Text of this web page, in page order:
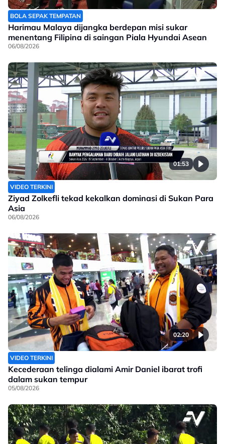
BOLA SEPAK TEMPATAN
Harimau Malaya dijangka berdepan misi sukar
menentang Filipina di saingan Piala Hyundai Asean
06/08/2026
01:53
VIDEO TERKINI
Ziyad Zolkefli tekad kekalkan dominasi di Sukan Para
Asia
06/08/2026
02:20
VIDEO TERKINI
Kecederaan telinga dialami Amir Daniel ibarat trofi
dalam sukan tempur
05/08/2026